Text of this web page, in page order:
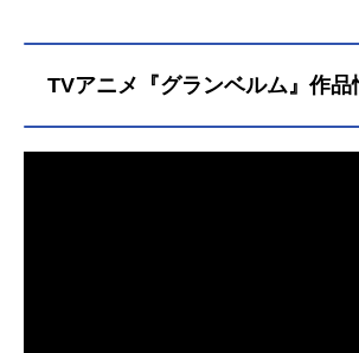
TVアニメ『グランベルム』作品